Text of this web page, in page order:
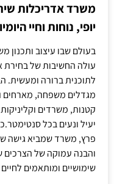
משרד אדריכלות
יופי, נוחות וחיי
בעולם שבו עיצוב ותכנון
עולה החשיבות של בחירת
לתוכנית ברורה ומעשית.
מגדלים משפחה, מארחים
קטנות, משרדים
יעיל ונעים בכל
פרץ, משרד שמביא גישה
והבנה עמוקה של הצרכים
שימושיים ומותאמים